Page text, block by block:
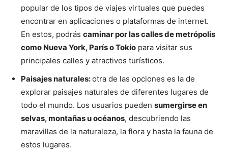
popular de los tipos de viajes virtuales que puedes
encontrar en aplicaciones o plataformas de internet.
En estos, podrás caminar por las calles de metrópolis
como Nueva York, París o Tokio para visitar sus
principales calles y atractivos turísticos.
Paisajes naturales:otra de las opciones es la de
explorar paisajes naturales de diferentes lugares de
todo el mundo. Los usuarios pueden sumergirse en
selvas, montañas u océanos, descubriendo las
maravillas de la naturaleza, la flora y hasta la fauna de
estos lugares.